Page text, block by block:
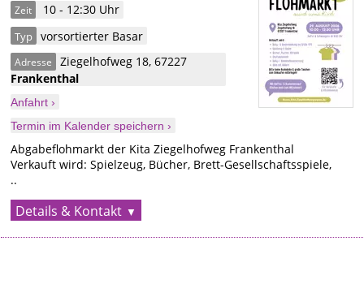
Zeit 10 - 12:30 Uhr
Typ vorsortierter Basar
Adresse Ziegelhofweg 18,67227
Frankenthal
Anfahrt ›
Termin im Kalender speichern ›
Abgabeflohmarkt der Kita Ziegelhofweg Frankenthal
Verkauft wird: Spielzeug, Bücher, Brett-Gesellschaftsspiele,
..
Details & Kontakt